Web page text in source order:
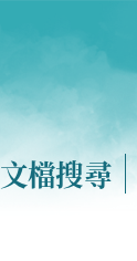
文檔搜尋